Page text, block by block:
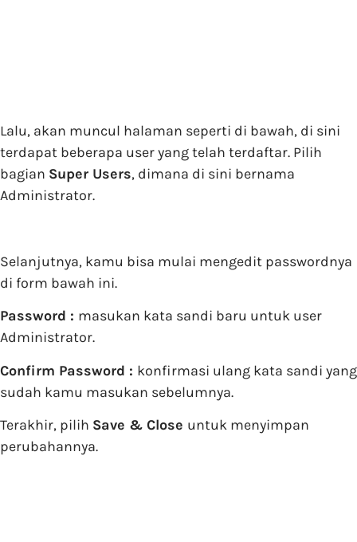
Lalu, akan muncul halaman seperti di bawah, di sini
terdapat beberapa user yang telah terdaftar. Pilih
bagian Super Users, dimana di sini bernama
Administrator.
Selanjutnya, kamu bisa mulai mengedit passwordnya
di form bawah ini.
Password : masukan kata sandi baru untuk user
Administrator.
Confirm Password : konfirmasi ulang kata sandi yang
sudah kamu masukan sebelumnya.
Terakhir, pilih Save & Close untuk menyimpan
perubahannya.